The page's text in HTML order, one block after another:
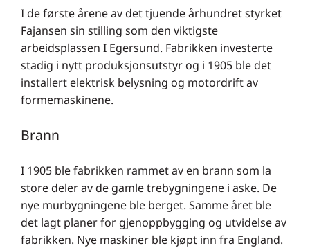
I de første årene av det tjuende århundret styrket
Fajansen sin stilling som den viktigste
arbeidsplassen I Egersund. Fabrikken investerte
stadig i nytt produksjonsutstyr og i 1905 ble det
installert elektrisk belysning og motordrift av
formemaskinene.
Brann
I 1905 ble fabrikken rammet av en brann som la
store deler av de gamle trebygningene i aske. De
nye murbygningene ble berget. Samme året ble
det lagt planer for gjenoppbygging og utvidelse av
fabrikken. Nye maskiner ble kjøpt inn fra England.